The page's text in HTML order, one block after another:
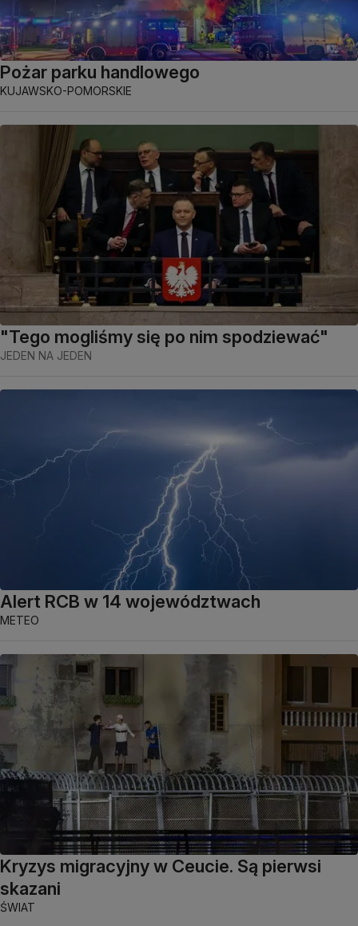
Pożar parku handlowego
KUJAWSKO-POMORSKIE
"Tego mogliśmy się po nim spodziewać"
JEDEN NA JEDEN
Alert RCB w 14 województwach
METEO
Kryzys migracyjny w Ceucie. Są pierwsi
skazani
ŚWIAT